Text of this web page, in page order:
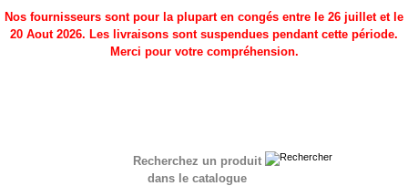
Nos fournisseurs sont pour la plupart en congés entre le 26 juillet et le
20 Aout 2026. Les livraisons sont suspendues pendant cette période.
Merci pour votre compréhension.
Recherchez un produit
dans le catalogue